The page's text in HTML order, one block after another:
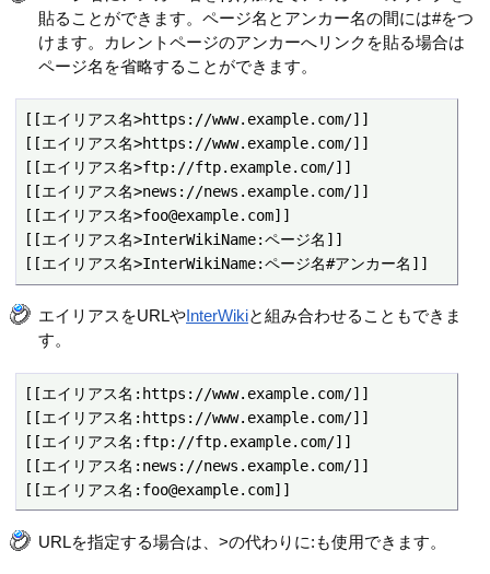
貼ることができます。ページ名とアンカー名の間には#をつ
けます。カレントページのアンカーへリンクを貼る場合は
ページ名を省略することができます。
[[エイリアス名>https://www.example.com/]]
[[エイリアス名>https://www.example.com/]]
[[エイリアス名>ftp://ftp.example.com/]]
[[エイリアス名>news://news.example.com/]]
[[エイリアス名>foo@example.com]]
[[エイリアス名>InterWikiName:ページ名]]
[[エイリアス名>InterWikiName:ページ名#アンカー名]]
エイリアスをURLやInterWikiと組み合わせることもできま
す。
[[エイリアス名:https://www.example.com/]]
[[エイリアス名:https://www.example.com/]]
[[エイリアス名:ftp://ftp.example.com/]]
[[エイリアス名:news://news.example.com/]]
[[エイリアス名:foo@example.com]]
URLを指定する場合は、>の代わりに:も使用できます。